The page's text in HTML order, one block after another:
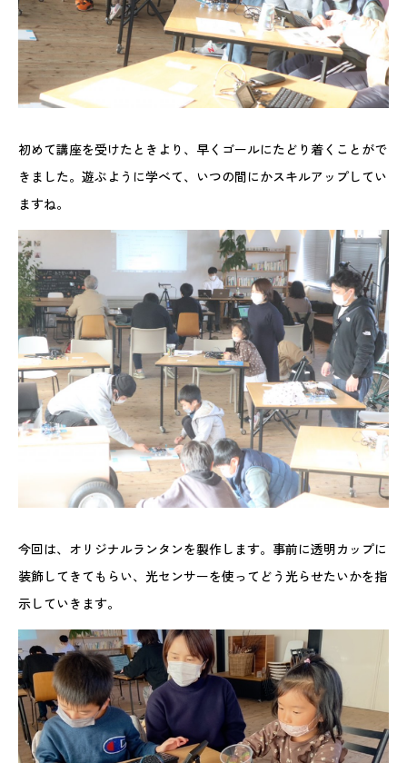
初めて講座を受けたときより、早くゴールにたどり着くことがで
きました。遊ぶように学べて、いつの間にかスキルアップしてい
ますね。
今回は、オリジナルランタンを製作します。事前に透明カップに
装飾してきてもらい、光センサーを使ってどう光らせたいかを指
示していきます。